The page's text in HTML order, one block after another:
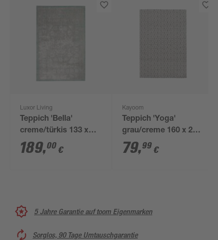
Luxor Living
Teppich 'Bella'
creme/türkis 133 x
190 cm
189,00 €
Kayoom
Teppich 'Yoga'
grau/creme 160 x 230
cm
79,99 €
5 Jahre Garantie auf toom Eigenmarken
Sorglos, 90 Tage Umtauschgarantie